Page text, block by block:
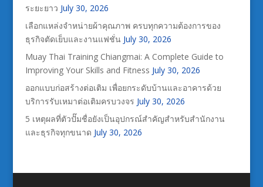
ระยะยาว July 30, 2026
เลือกแหล่งจำหน่ายผ้าคุณภาพ ครบทุกความต้องการของ
ธุรกิจตัดเย็บและงานแฟชั่น July 30, 2026
Muay Thai Training Chiangmai: A Complete Guide to
Improving Your Skills and Fitness July 30, 2026
ออกแบบก่อสร้างต่อเติม เพื่อยกระดับบ้านและอาคารด้วย
บริการรับเหมาต่อเติมครบวงจร July 30, 2026
5 เหตุผลที่ตัวปั๊มชื่อยังเป็นอุปกรณ์สำคัญสำหรับสำนักงาน
และธุรกิจทุกขนาด July 30, 2026